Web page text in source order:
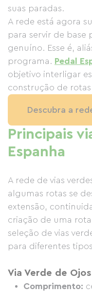
suas paradas.
A rede está agora
para servir de base
genuíno. Esse é,
programa. Pedal
objetivo interligar
construção de
Descubra a
Principais
Espanha
A rede de vias
algumas rotas se
extensão,
criação de uma
seleção de vias
para diferentes
Via Verde de
Comprimento: